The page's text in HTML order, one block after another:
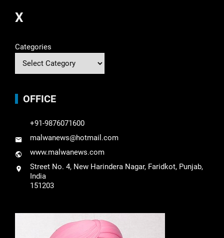
X
Categories
OFFICE
+91-9876071600
malwanews@hotmail.com
www.malwanews.com
Street No. 4, New Harindera Nagar, Faridkot, Punjab,
India
151203